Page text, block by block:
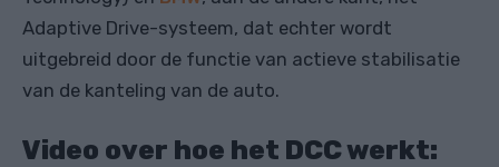
Adaptive Drive-systeem, dat echter wordt
uitgebreid door de functie van actieve stabilisatie
van de kanteling van de auto.
Video over hoe het DCC werkt: